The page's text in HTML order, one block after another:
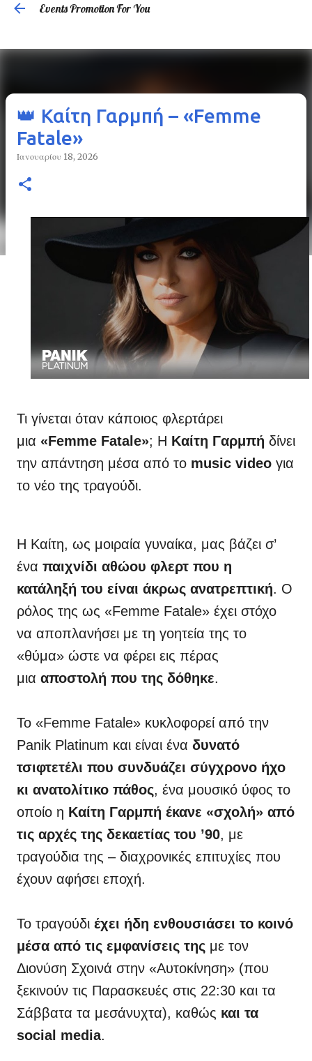
Events Promotion For You
👑 Καίτη Γαρμπή – «Femme
Fatale»
Ιανουαρίου 18, 2026
Τι γίνεται όταν κάποιος φλερτάρει
μια «Femme Fatale»; Η Καίτη Γαρμπή δίνει
την απάντηση μέσα από το music video για
το νέο της τραγούδι.
Η Καίτη, ως μοιραία γυναίκα, μας βάζει σ’
ένα παιχνίδι αθώου φλερτ που η
κατάληξή του είναι άκρως ανατρεπτική. Ο
ρόλος της ως «Femme Fatale» έχει στόχο
να αποπλανήσει με τη γοητεία της το
«θύμα» ώστε να φέρει εις πέρας
μια αποστολή που της δόθηκε.
Το «Femme Fatale» κυκλοφορεί από την
Panik Platinum και είναι ένα δυνατό
τσιφτετέλι που συνδυάζει σύγχρονο ήχο
κι ανατολίτικο πάθος, ένα μουσικό ύφος το
οποίο η Καίτη Γαρμπή έκανε «σχολή» από
τις αρχές της δεκαετίας του ’90, με
τραγούδια της – διαχρονικές επιτυχίες που
έχουν αφήσει εποχή.
Το τραγούδι έχει ήδη ενθουσιάσει το κοινό
μέσα από τις εμφανίσεις της με τον
Διονύση Σχοινά στην «Αυτοκίνηση» (που
ξεκινούν τις Παρασκευές στις 22:30 και τα
Σάββατα τα μεσάνυχτα), καθώς και τα
social media.